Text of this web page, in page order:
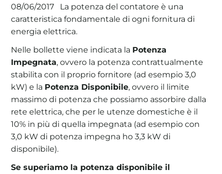
08/06/2017
La potenza del contatore è una
caratteristica fondamentale di ogni fornitura di
energia elettrica.
Nelle bollette viene indicata la Potenza
Impegnata, ovvero la potenza contrattualmente
stabilita con il proprio fornitore (ad esempio 3,0
kW) e la Potenza Disponibile, ovvero il limite
massimo di potenza che possiamo assorbire dalla
rete elettrica, che per le utenze domestiche è il
10% in più di quella impegnata (ad esempio con
3,0 kW di potenza impegna ho 3,3 kW di
disponibile).
Se superiamo la potenza disponibile il